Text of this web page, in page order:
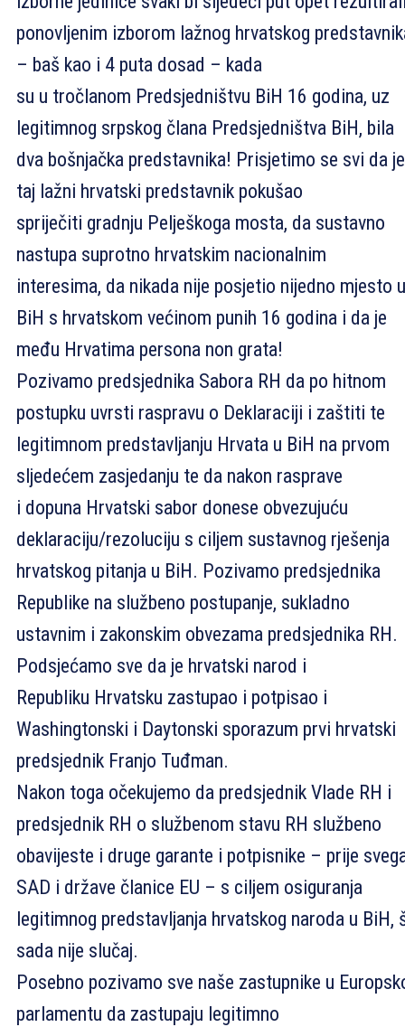
ponovljenim izborom lažnog hrvatskog
– baš kao i 4 puta dosad – kada
su u tročlanom Predsjedništvu BiH 16 godina, uz
legitimnog srpskog člana Predsjedništva BiH, bila
dva bošnjačka predstavnika! Prisjetimo se svi da je
taj lažni hrvatski predstavnik pokušao
spriječiti gradnju Pelješkoga mosta, da sustavno
nastupa suprotno hrvatskim nacionalnim
interesima, da nikada nije posjetio nijedno mjesto u
BiH s hrvatskom većinom punih 16 godina i da je
među Hrvatima persona non grata!
Pozivamo predsjednika Sabora RH da po hitnom
postupku uvrsti raspravu o Deklaraciji i zaštiti te
legitimnom predstavljanju Hrvata u BiH na prvom
sljedećem zasjedanju te da nakon rasprave
i dopuna Hrvatski sabor donese obvezujuću
deklaraciju/rezoluciju s ciljem sustavnog rješenja
hrvatskog pitanja u BiH. Pozivamo predsjednika
Republike na službeno postupanje, sukladno
ustavnim i zakonskim obvezama predsjednika RH.
Podsjećamo sve da je hrvatski narod i
Republiku Hrvatsku zastupao i potpisao i
Washingtonski i Daytonski sporazum prvi hrvatski
predsjednik Franjo Tuđman.
Nakon toga očekujemo da predsjednik Vlade RH i
predsjednik RH o službenom stavu RH službeno
obavijeste i druge garante i potpisnike – prije
SAD i države članice EU – s ciljem osiguranja
legitimnog predstavljanja hrvatskog naroda u BiH,
sada nije slučaj.
Posebno pozivamo sve naše zastupnike u
parlamentu da zastupaju legitimno